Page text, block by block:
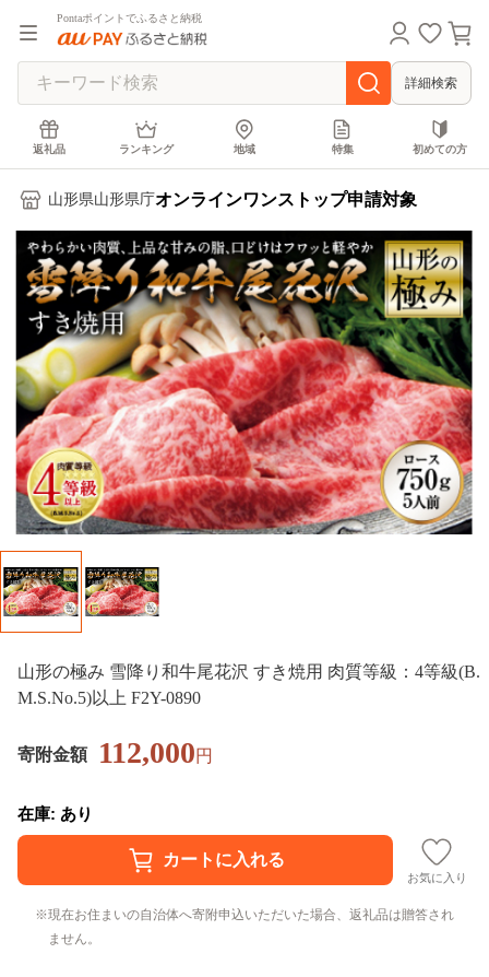
Pontaポイントでふるさと納税
詳細検索
返礼品 ランキング 地域 特集 初めての方
山形県山形県庁オンラインワンストップ申請対象
山形の極み 雪降り和牛尾花沢 すき焼用 肉質等級：4等級(B.
M.S.No.5)以上 F2Y-0890
寄附金額 112,000円
在庫: あり
お気に入り
現在お住まいの自治体へ寄附申込いただいた場合、返礼品は贈答され
ません。